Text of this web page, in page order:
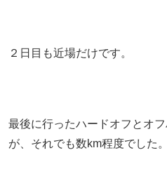
２日目も近場だけです。
最後に行ったハードオフとオ
が、それでも数km程度でした。